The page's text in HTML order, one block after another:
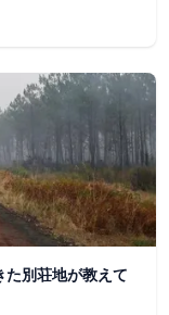
別荘地が教えて